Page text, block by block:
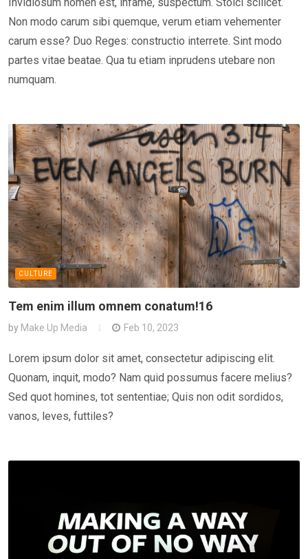
Non modo carum sibi quemque, verum etiam vehementer
carum esse? Duo Reges: constructio interrete. Sint modo
partes vitae beatae. Qua tu etiam inprudens utebare non
numquam.
CULTURE
Tem enim illum omnem conatum!16
by Make Up Media Feb 10, 2023
Lorem ipsum dolor sit amet, consectetur adipiscing elit.
Quonam, inquit, modo? Nam quid possumus facere melius?
Sed quot homines, tot sententiae; Quis non odit sordidos,
vanos, leves, futtiles?